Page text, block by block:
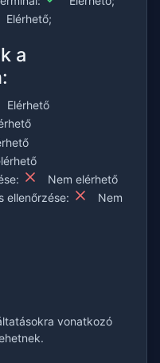
Elérhető;
a
Elérhető
Nem elérhető
ellenőrzése:
Nem
vonatkozó